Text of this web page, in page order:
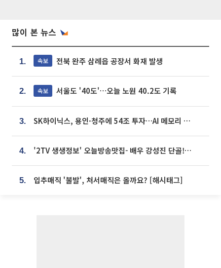
많이 본 뉴스
1. 속보 전북 완주 삼례읍 공장서 화재 발생
2. 속보 서울도 '40도'…오늘 노원 40.2도 기록
3. SK하이닉스, 용인·청주에 54조 투자…AI 메모리 생산기지 키운다
4. '2TV 생생정보' 오늘방송맛집- 배우 강성진 단골! 쌀국수ㆍ푸팟퐁 커리 맛집 '블○○○'
5. 입추매직 '불발', 처서매직은 올까요? [해시태그]